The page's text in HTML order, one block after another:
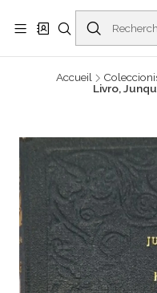
Buscantiguidades - Leilões.
Castelo -
Accueil
Livro,